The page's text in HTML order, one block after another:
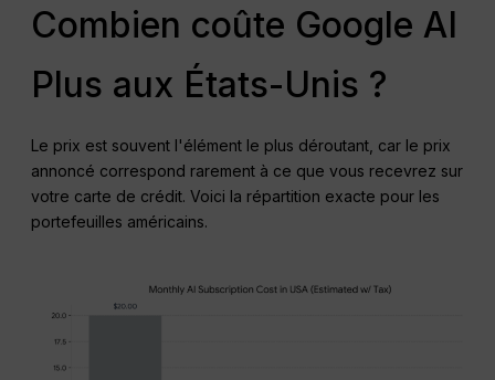
Combien coûte Google AI
Plus aux États-Unis ?
Le prix est souvent l'élément le plus déroutant, car le prix
annoncé correspond rarement à ce que vous recevrez sur
votre carte de crédit. Voici la répartition exacte pour les
portefeuilles américains.